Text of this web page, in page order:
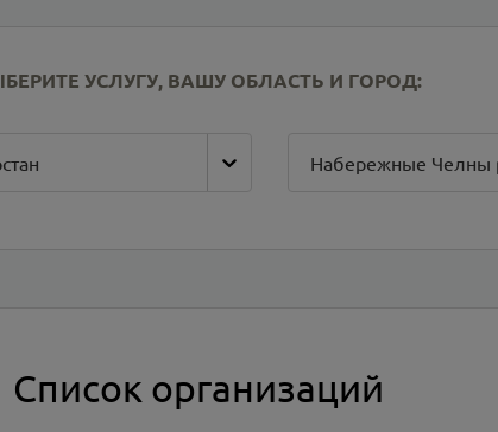
УСЛУГУ, ВАШУ ОБЛАСТЬ И ГОРОД:
Список организаций